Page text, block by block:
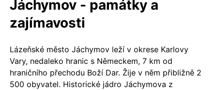
Jáchymov - památky a
zajímavosti
Lázeňské město Jáchymov leží v okrese Karlovy
Vary, nedaleko hranic s Německem, 7 km od
hraničního přechodu Boží Dar. Žije v něm přibližně 2
500 obyvatel. Historické jádro Jáchymova z